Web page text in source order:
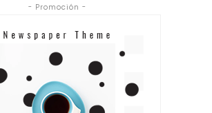
- Promoción -